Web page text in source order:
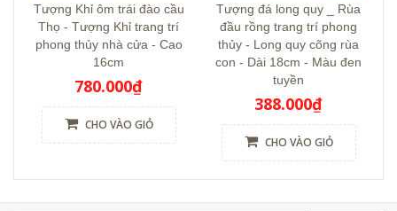
Tượng Khỉ ôm trái đào cầu
Thọ - Tượng Khỉ trang trí
phong thủy nhà cửa - Cao
16cm
780.000₫
CHO VÀO GIỎ
Tượng đá long quy _ Rùa
đầu rồng trang trí phong
thủy - Long quy cõng rùa
con - Dài 18cm - Màu đen
tuyền
388.000₫
CHO VÀO GIỎ